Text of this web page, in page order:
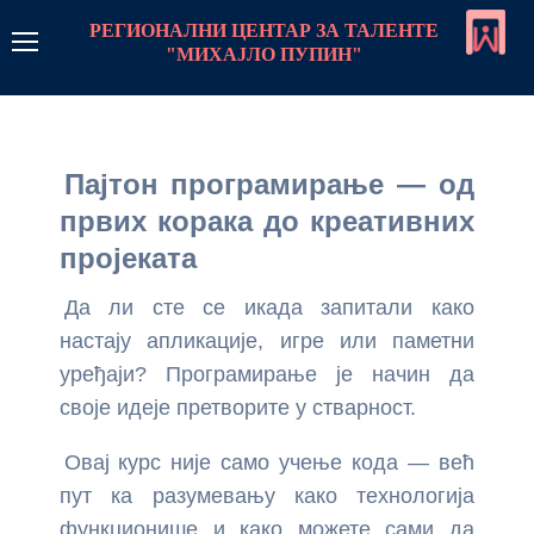
РЕГИОНАЛНИ ЦЕНТАР ЗА ТАЛЕНТЕ
"МИХАЈЛО ПУПИН"
Линкови
Контакт
Програм рада
Стратегије рада са даровитим ученицима
Стална школа
Стална школа-увод
Летње школе и колоније
Центар
Монографија центра
О нама чланак
Такмичења
Такмичења програми
Предмети
Пајтон програмирање — од
првих корака до креативних
пројеката
Да ли сте се икада запитали како
настају апликације, игре или паметни
уређаји? Програмирање је начин да
своје идеје претворите у стварност.
Овај курс није само учење кода — већ
пут ка разумевању како технологија
функционише и како можете сами да